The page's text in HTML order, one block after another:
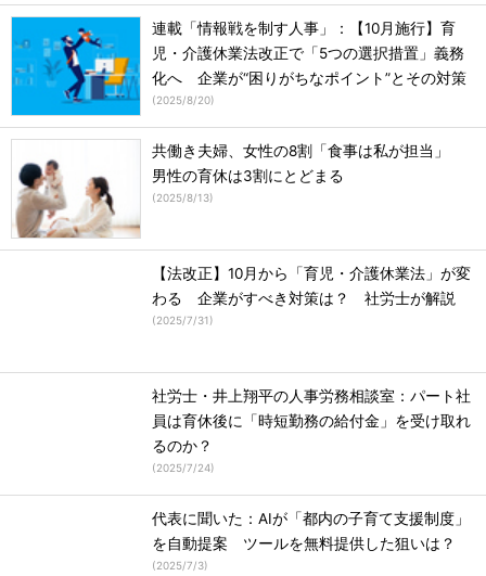
連載「情報戦を制す人事」：【10月施行】育
児・介護休業法改正で「5つの選択措置」義務
化へ 企業が“困りがちなポイント”とその対策
(2025/8/20)
共働き夫婦、女性の8割「食事は私が担当」
男性の育休は3割にとどまる
(2025/8/13)
【法改正】10月から「育児・介護休業法」が変
わる 企業がすべき対策は？ 社労士が解説
(2025/7/31)
社労士・井上翔平の人事労務相談室：パート社
員は育休後に「時短勤務の給付金」を受け取れ
るのか？
(2025/7/24)
代表に聞いた：AIが「都内の子育て支援制度」
を自動提案 ツールを無料提供した狙いは？
(2025/7/3)